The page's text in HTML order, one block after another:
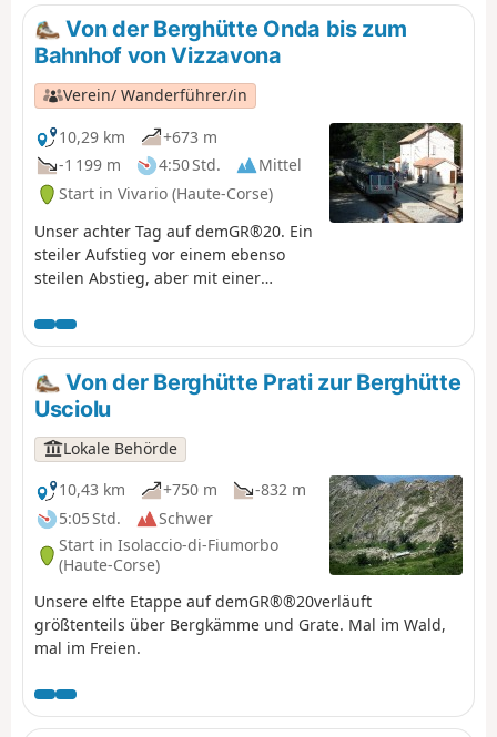
Von der Berghütte Onda bis zum
Bahnhof von Vizzavona
Verein/ Wanderführer/in
10,29 km
+673 m
-1 199 m
4:50 Std.
Mittel
Start in Vivario (Haute-Corse)
Unser achter Tag auf demGR®20. Ein
steiler Aufstieg vor einem ebenso
steilen Abstieg, aber mit einer
Ankunft in Vizzavona können Sie den
Wasserfall Cascade des Anglais
bewundern.
Von der Berghütte Prati zur Berghütte
Usciolu
Lokale Behörde
10,43 km
+750 m
-832 m
5:05 Std.
Schwer
Start in Isolaccio-di-Fiumorbo
(Haute-Corse)
Unsere elfte Etappe auf demGR®®20verläuft
größtenteils über Bergkämme und Grate. Mal im Wald,
mal im Freien.